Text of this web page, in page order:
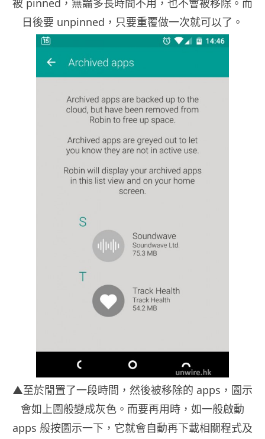
被 pinned，無論多長時間不用，也不會被移除。而
日後要 unpinned，只要重覆做一次就可以了。
▲至於閒置了一段時間，然後被移除的 apps，圖示
會如上圖般變成灰色。而要再用時，如一般啟動
apps 般按圖示一下，它就會自動再下載相關程式及